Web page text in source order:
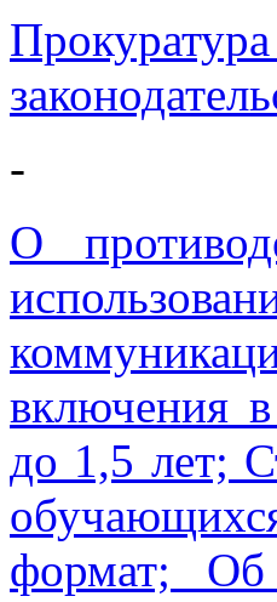
-
О
включения
до 1,5 лет;
формат; Об